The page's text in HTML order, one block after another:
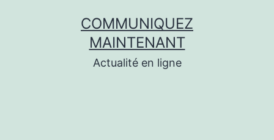
COMMUNIQUEZ
MAINTENANT
Actualité en ligne